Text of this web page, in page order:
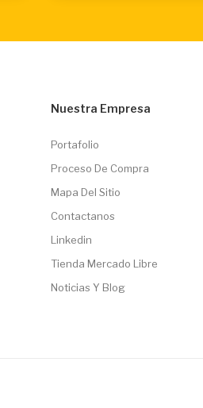
Nuestra Empresa
Portafolio
Proceso De Compra
Mapa Del Sitio
Contactanos
Linkedin
Tienda Mercado Libre
Noticias Y Blog